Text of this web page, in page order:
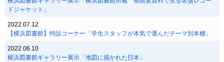
ドジャケット」
2022.07.12
【横浜図書館】特設コーナー「学生スタッフが本気で選んだテーマ別本棚」
2022.06.10
横浜図書館ギャラリー展示「地図に描かれた日本」